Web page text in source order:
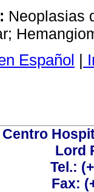
Neoplasias
Español |
Centro
Lord
Tel.:
Fax: